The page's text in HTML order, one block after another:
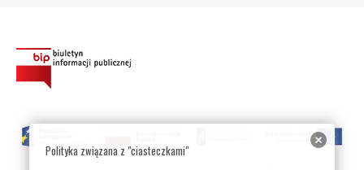
Polityka związana z "ciasteczkami"